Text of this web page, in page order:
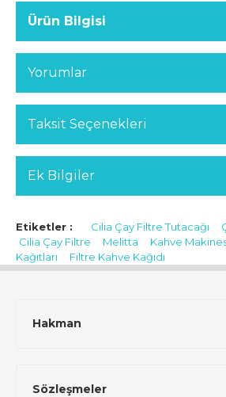
Ürün Bilgisi
Yorumlar
Taksit Seçenekleri
Ek Bilgiler
Etiketler : Cilia Çay Filtre Tutacağı
Cilia Çay Filtre
Melitta Kahve
Kağıtları
Filtre Kahve Kağıdı
Hakman
Sözleşmeler